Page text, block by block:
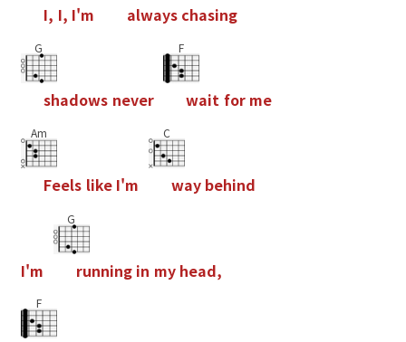
I, I, I'm always chasing
G
shadows never
F
wait for me
Am
Feels like I'm
C
way behind
I'm
G
running in my head,
F